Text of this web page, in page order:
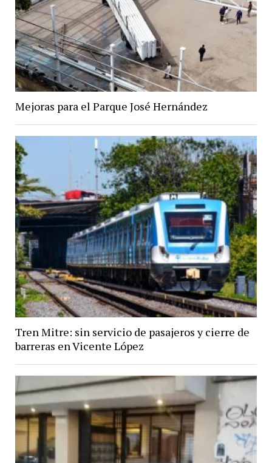
Mejoras para el Parque José Hernández
Tren Mitre: sin servicio de pasajeros y cierre de
barreras en Vicente López